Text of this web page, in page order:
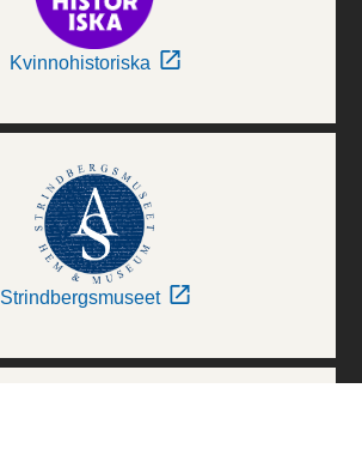
Kvinnohistoriska
Strindbergsmuseet